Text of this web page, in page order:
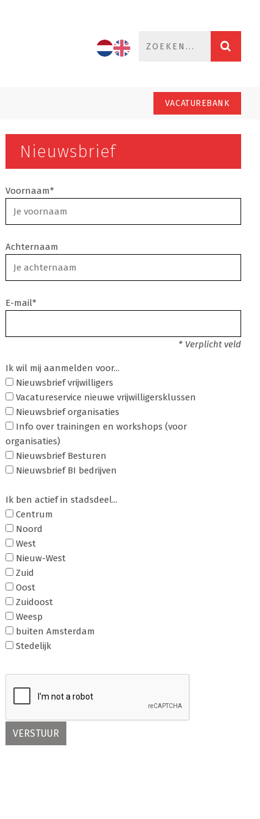
VACATUREBANK
Nieuwsbrief
Voornaam*
Achternaam
E-mail*
* Verplicht veld
Ik wil mij aanmelden voor...
Nieuwsbrief vrijwilligers
Vacatureservice nieuwe vrijwilligersklussen
Nieuwsbrief organisaties
Info over trainingen en workshops (voor
organisaties)
Nieuwsbrief Besturen
Nieuwsbrief BI bedrijven
Ik ben actief in stadsdeel...
Centrum
Noord
West
Nieuw-West
Zuid
Oost
Zuidoost
Weesp
buiten Amsterdam
Stedelijk